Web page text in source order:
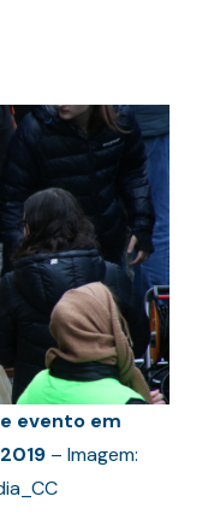
evento em
– Imagem: